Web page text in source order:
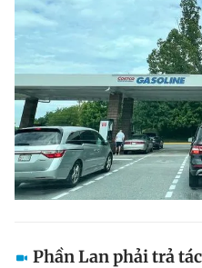
Phần Lan phải trả